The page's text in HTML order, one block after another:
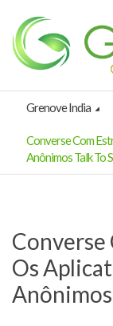
Grenove India
Converse Com
Anônimos Talk To
Converse
Os